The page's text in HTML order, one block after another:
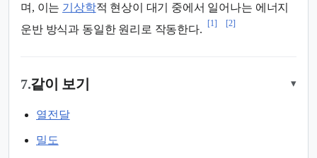
며, 이는 기상학적 현상이 대기 중에서 일어나는 에너지
운반 방식과 동일한 원리로 작동한다.
[1] [2]
7.같이 보기 ▾
열전달
밀도